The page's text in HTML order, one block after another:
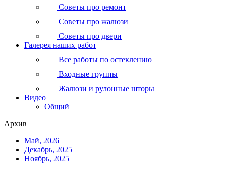
Советы про ремонт
Советы про жалюзи
Советы про двери
Галерея наших работ
Все работы по остеклению
Входные группы
Жалюзи и рулонные шторы
Видео
Общий
Архив
Май, 2026
Декабрь, 2025
Ноябрь, 2025